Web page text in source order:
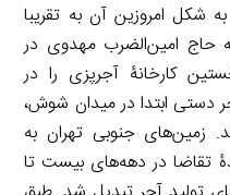
شکل امروزین آن به تقریبا
که حاج امین‌الضرب مهدوی در
کارخانۀ آجرپزی را در
دستی ابتدا در میدان شوش،
زمین‌های جنوبی تهران به
تقاضا در دهه‌های بیست تا